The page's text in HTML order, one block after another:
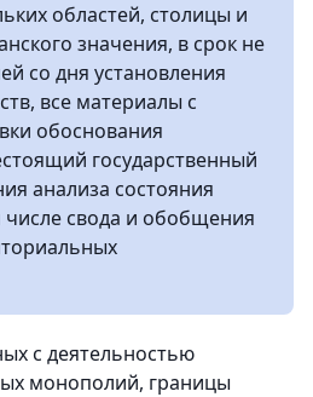
областей, столицы и
значения, в срок не
со дня установления
все материалы с
обоснования
государственный
анализа состояния
числе свода и обобщения
с деятельностью
монополий, границы